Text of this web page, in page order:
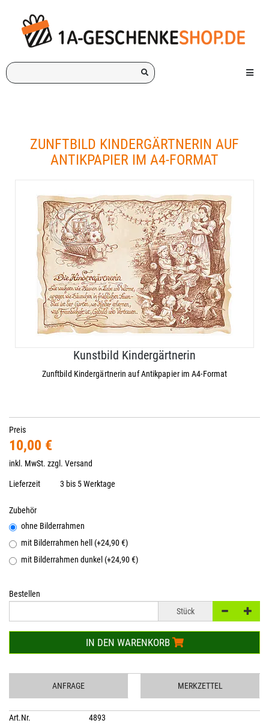
Ich
suche
Menü
ZUNFTBILD KINDERGÄRTNERIN AUF
ANTIKPAPIER IM A4-FORMAT
Kunstbild Kindergärtnerin
Zunftbild Kindergärtnerin auf Antikpapier im A4-Format
Preis
10,00 €
inkl. MwSt. zzgl. Versand
Lieferzeit 3 bis 5 Werktage
Zubehör
ohne Bilderrahmen
mit Bilderrahmen hell (+24,90 €)
mit Bilderrahmen dunkel (+24,90 €)
Bestellen
Stück
IN DEN WARENKORB
ANFRAGE MERKZETTEL
Art.Nr.
4893